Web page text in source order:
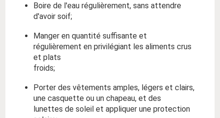
Boire de l'eau régulièrement, sans attendre
d'avoir soif;
Manger en quantité suffisante et
régulièrement en privilégiant les aliments crus
et plats
froids;
Porter des vêtements amples, légers et clairs,
une casquette ou un chapeau, et des
lunettes de soleil et appliquer une protection